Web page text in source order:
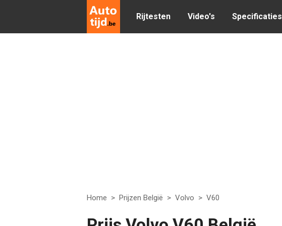
Rijtesten Video's Specificaties
Home > Prijzen België > Volvo > V60